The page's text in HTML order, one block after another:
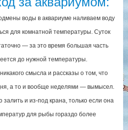
воды в аквариуме наливаем воду
для комнатной температуры. Суток
— за это время большая часть
до нужной температуры.
смысла и рассказы о том, что
а то и вообще неделями — вымысел.
и из-под крана, только если она
для рыбы гораздо более